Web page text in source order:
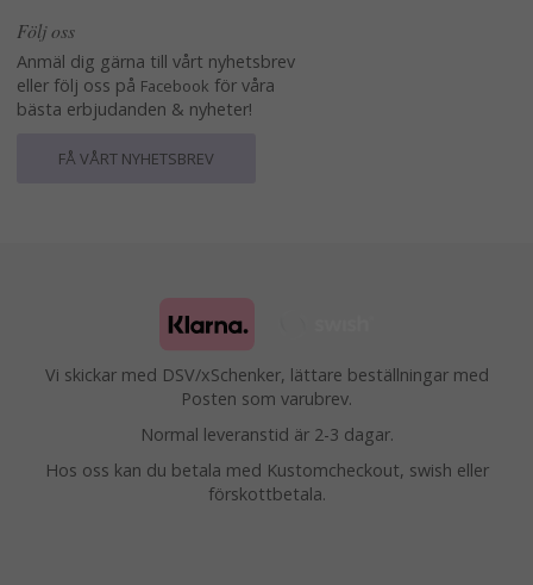
Följ oss
Anmäl dig gärna till vårt nyhetsbrev
eller följ oss på Facebook för våra
bästa erbjudanden & nyheter!
FÅ VÅRT NYHETSBREV
Vi skickar med DSV/xSchenker, lättare beställningar med
Posten som varubrev.
Normal leveranstid är 2-3 dagar.
Hos oss kan du betala med Kustomcheckout, swish eller
förskottbetala.